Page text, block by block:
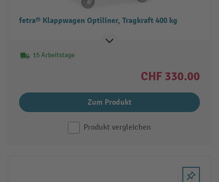
fetra® Klappwagen Optiliner, Tragkraft 400 kg
15 Arbeitstage
CHF 330.00
Zum Produkt
Produkt vergleichen